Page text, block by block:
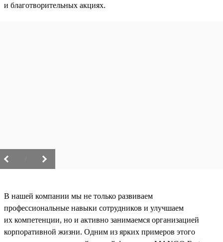
и благотворительных акциях.
В нашей компании мы не только развиваем
профессиональные навыки сотрудников и улучшаем
их компетенции, но и активно занимаемся организацией
корпоративной жизни. Одним из ярких примеров этого